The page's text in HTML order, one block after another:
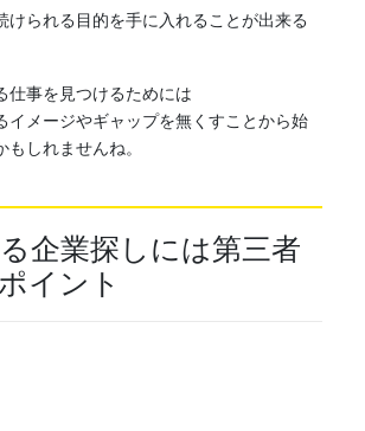
けられる目的を手に入れることが出来る
仕事を見つけるためには
イメージやギャップを無くすことから始
しれませんね。
企業探しには第三者
イント